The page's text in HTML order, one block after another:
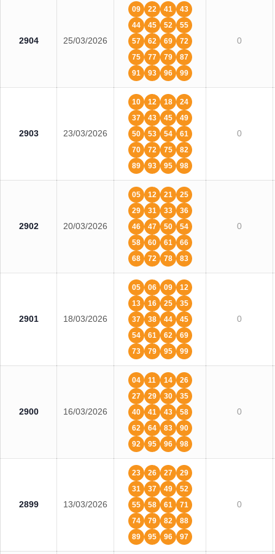
2904 25/03/2026
09 22 41
43
44
45 52
55
57
62 69
72
75
77 79
87
91
93 96 99
0
2903 23/03/2026
10 12 18
24
37
43 45
49
50
53 54
61
70
72 75
82
89
93 95 98
0
2902 20/03/2026
05 12 21
25
29
31 33
36
46
47 50
54
58
60 61
66
68
72 78 83
0
2901 18/03/2026
05 06 09
12
13
16 25
35
37
38 44
45
54
61 62
69
73
79 95 99
0
2900 16/03/2026
04 11 14
26
27
29 30
35
40
41 43
58
62
64 83
90
92
95 96 98
0
2899 13/03/2026
23 26 27
29
31
37 49
52
55
58 61
71
74
79 82
88
89
95 96 97
0